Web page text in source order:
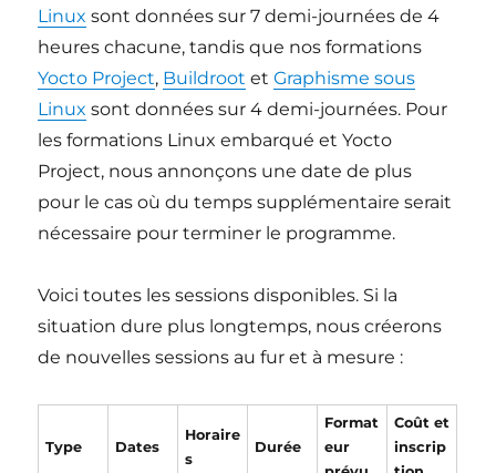
Linux sont données sur 7 demi-journées de 4
heures chacune, tandis que nos formations
Yocto Project, Buildroot etGraphisme sous
Linux sont données sur 4 demi-journées. Pour
les formations Linux embarqué et Yocto
Project, nous annonçons une date de plus
pour le cas où du temps supplémentaire serait
nécessaire pour terminer le programme.
Voici toutes les sessions disponibles. Si la
situation dure plus longtemps, nous créerons
de nouvelles sessions au fur et à mesure :
Type Dates
Horaire
s
Durée
Format
eur
Coût et
inscrip